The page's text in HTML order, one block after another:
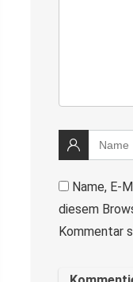
Name, E-
diesem
Kommentar